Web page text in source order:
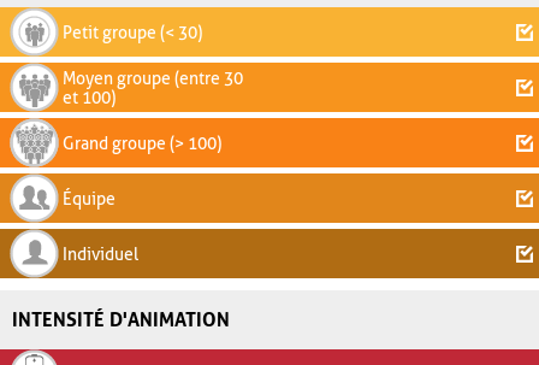
Petit groupe (< 30)
Moyen groupe (entre 30
et 100)
Grand groupe (> 100)
Équipe
Individuel
INTENSITÉ D'ANIMATION